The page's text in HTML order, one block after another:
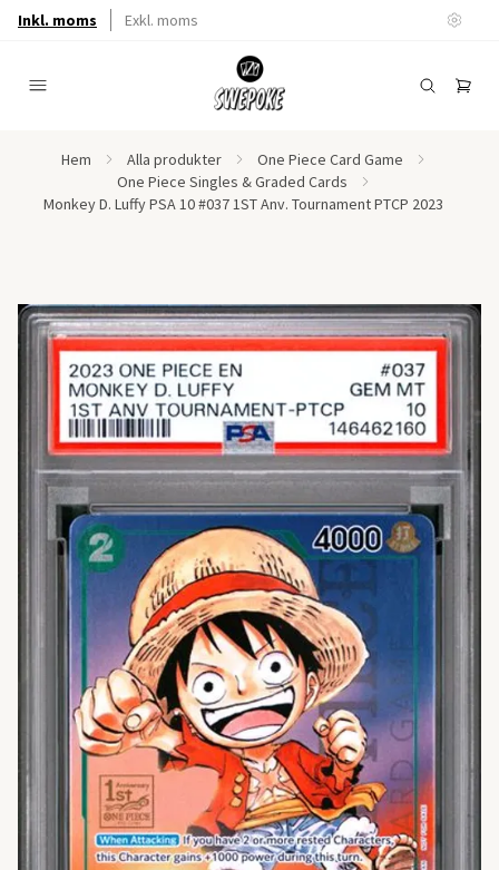
Inkl. moms Exkl. moms
Hem Alla produkter
One Piece Card Game
One Piece Singles & Graded Cards
Monkey D. Luffy PSA 10 #037 1ST Anv. Tournament PTCP 2023